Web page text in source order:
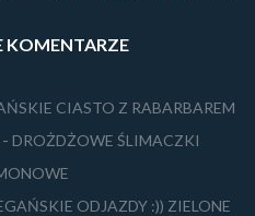
KOMENTARZE
CIASTO Z RABARBAREM
DROŻDŻOWE ŚLIMACZKI
ODJAZDY :)) ZIELONE